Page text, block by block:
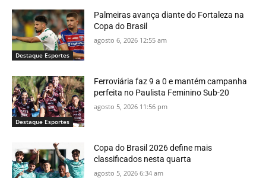
Destaque Esportes
Palmeiras avança diante do Fortaleza na
Copa do Brasil
agosto 6, 2026 12:55 am
Destaque Esportes
Ferroviária faz 9 a 0 e mantém campanha
perfeita no Paulista Feminino Sub-20
agosto 5, 2026 11:56 pm
Copa do Brasil 2026 define mais
classificados nesta quarta
agosto 5, 2026 6:34 am